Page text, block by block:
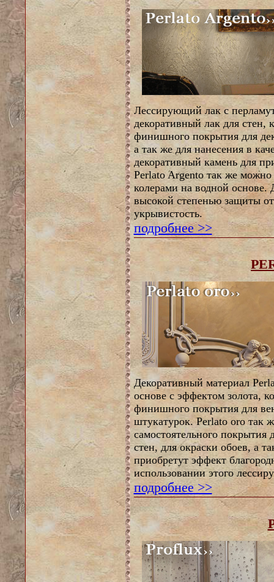
Лессирующий лак с
декоративный лак для стен,
финишного покрытия для
а так же для нанесения в
декоративный камень для
Perlato Argento так же можно
колерами на водной
высокой степенью защиты
укрывистость.
подробнее >>
Декоративный материал
основе с эффектом золота,
финишного покрытия для
штукатурок. Perlato oro так
самостоятельного
стен, для окраски обоев, а
приобретут эффект
использовании этого
подробнее >>